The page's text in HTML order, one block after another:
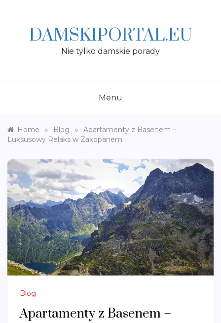
DAMSKIPORTAL.EU
Nie tylko damskie porady
Menu
Home » Blog »
Apartamenty z Basenem –
Luksusowy Relaks w Zakopanem
Blog
Apartamenty z Basenem –